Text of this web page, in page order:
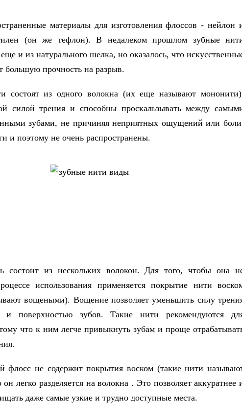
материалы для изготовления флоссов - нейлон
(он же тефлон). В недалеком прошлом зубные
еще и из натурального шелка, но оказалось, что
большую прочность на разрыв.
состоят из одного волокна (их еще называют
силой трения и способны проскальзывать между
зубами, не причиняя неприятных ощущений или
и поэтому не очень распространены.
состоит из нескольких волокон. Для того, чтобы она
использования применяется покрытие нити
вощеными). Вощение позволяет уменьшить силу
поверхностью зубов. Такие нити рекомендуются
что к ним легче привыкнуть зубам и проще
флосс не содержит покрытия воском (такие нити
легко разделяется на волокна . Это позволяет аккуратнее
даже самые узкие и трудно доступные места.